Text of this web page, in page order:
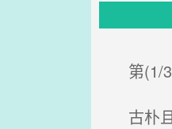
第(1/
古朴